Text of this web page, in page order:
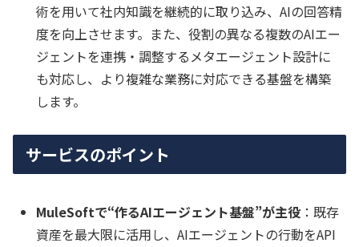
術を用いて社内知識を継続的に取り込み、AIの回答精
度を向上させます。また、役割の異なる複数のAIエー
ジェントを連携・調整するメタエージェント設計に
も対応し、より複雑な業務に対応できる基盤を構築
します。
サービスのポイント
MuleSoftで“作るAIエージェント基盤”が主役 ：既存
資産を最大限に活用し、AIエージェントの行動をAPI